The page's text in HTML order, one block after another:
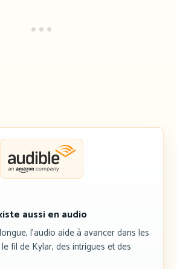
aussi en audio
l’audio aide à avancer dans les
fil de Kylar, des intrigues et des